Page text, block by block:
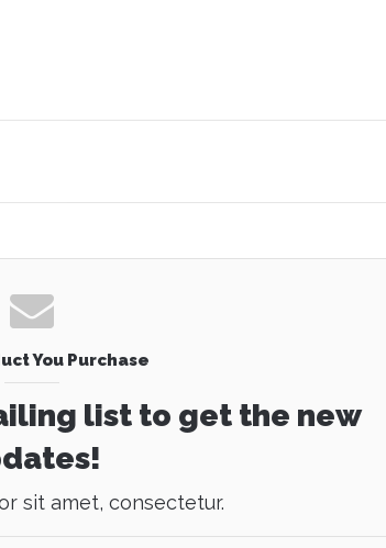
You Purchase
list to get the new
sit amet, consectetur.